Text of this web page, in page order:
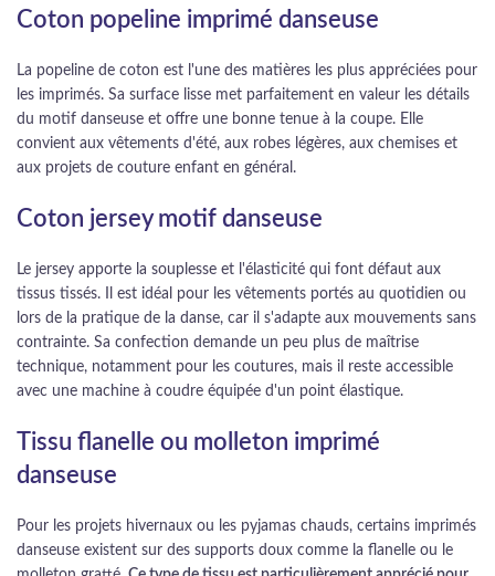
Coton popeline imprimé danseuse
La popeline de coton est l'une des matières les plus appréciées pour
les imprimés. Sa surface lisse met parfaitement en valeur les détails
du motif danseuse et offre une bonne tenue à la coupe. Elle
convient aux vêtements d'été, aux robes légères, aux chemises et
aux projets de couture enfant en général.
Coton jersey motif danseuse
Le jersey apporte la souplesse et l'élasticité qui font défaut aux
tissus tissés. Il est idéal pour les vêtements portés au quotidien ou
lors de la pratique de la danse, car il s'adapte aux mouvements sans
contrainte. Sa confection demande un peu plus de maîtrise
technique, notamment pour les coutures, mais il reste accessible
avec une machine à coudre équipée d'un point élastique.
Tissu flanelle ou molleton imprimé
danseuse
Pour les projets hivernaux ou les pyjamas chauds, certains imprimés
danseuse existent sur des supports doux comme la flanelle ou le